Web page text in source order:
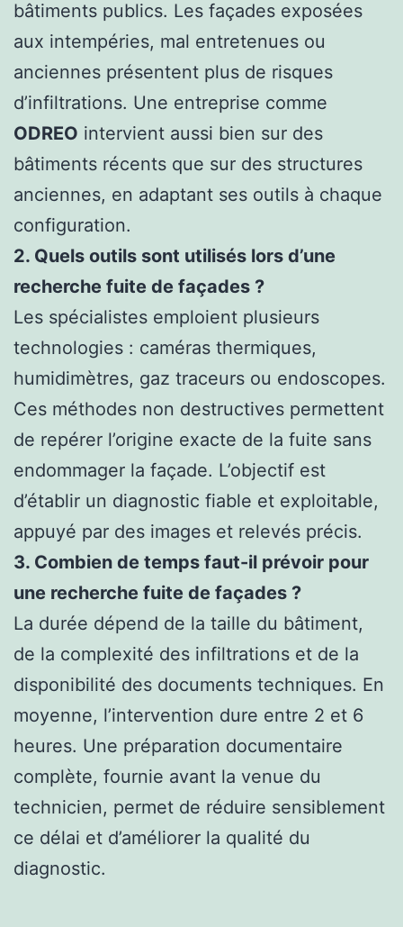
bâtiments publics. Les façades exposées
aux intempéries, mal entretenues ou
anciennes présentent plus de risques
d’infiltrations. Une entreprise comme
ODREO intervient aussi bien sur des
bâtiments récents que sur des structures
anciennes, en adaptant ses outils à chaque
configuration.
2. Quels outils sont utilisés lors d’une
recherche fuite de façades ?
Les spécialistes emploient plusieurs
technologies : caméras thermiques,
humidimètres, gaz traceurs ou endoscopes.
Ces méthodes non destructives permettent
de repérer l’origine exacte de la fuite sans
endommager la façade. L’objectif est
d’établir un diagnostic fiable et exploitable,
appuyé par des images et relevés précis.
3. Combien de temps faut-il prévoir pour
une recherche fuite de façades ?
La durée dépend de la taille du bâtiment,
de la complexité des infiltrations et de la
disponibilité des documents techniques. En
moyenne, l’intervention dure entre 2 et 6
heures. Une préparation documentaire
complète, fournie avant la venue du
technicien, permet de réduire sensiblement
ce délai et d’améliorer la qualité du
diagnostic.